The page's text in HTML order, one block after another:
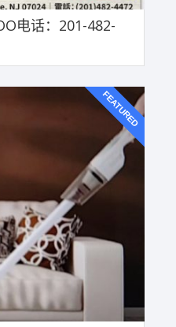
电话：201-482-
FEATURED